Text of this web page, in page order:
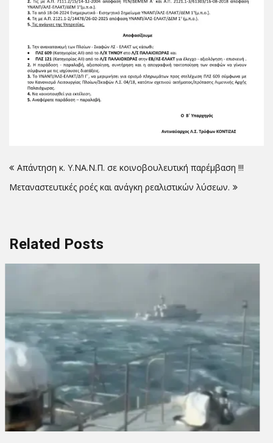
άρθρων
Απάντηση κ. Υ.ΝΑ.Ν.Π. σε κοινοβουλευτική παρέμβαση !!!
Μεταναστευτικές ροές και ανάγκη ρεαλιστικών λύσεων.
Related Posts